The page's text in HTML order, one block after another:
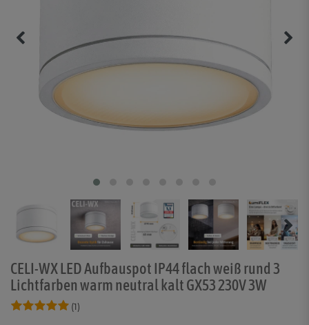
CELI-WX LED Aufbauspot IP44 flach weiß rund 3
Lichtfarben warm neutral kalt GX53 230V 3W
(1)